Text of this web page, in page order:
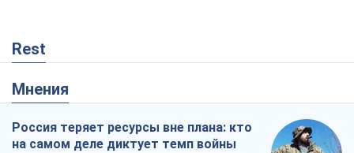
Rest
Мнения
Россия теряет ресурсы вне плана: кто
на самом деле диктует темп войны